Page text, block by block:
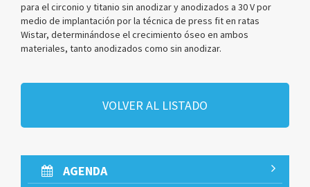
para el circonio y titanio sin anodizar y anodizados a 30 V por
medio de implantación por la técnica de press fit en ratas
Wistar, determinándose el crecimiento óseo en ambos
materiales, tanto anodizados como sin anodizar.
VOLVER AL LISTADO
AGENDA